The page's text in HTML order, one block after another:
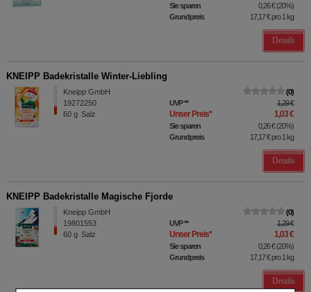
Sie sparen 0,26 €(20%)
Grundpreis
17,17 €pro 1 kg
Details
KNEIPP Badekristalle Winter-Liebling
Kneipp GmbH
19272250
60 g Salz
0
UVP** 1,29 €
Unser Preis* 1,03 €
Sie sparen 0,26 €(20%)
Grundpreis
17,17 €pro 1 kg
Details
KNEIPP Badekristalle Magische Fjorde
Kneipp GmbH
19801553
60 g Salz
0
UVP** 1,29 €
Unser Preis* 1,03 €
Sie sparen 0,26 €(20%)
Grundpreis
17,17 €pro 1 kg
Details